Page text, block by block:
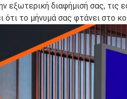
εξωτερική διαφήμισή σας,
ότι το μήνυμά σας φτάνει στο